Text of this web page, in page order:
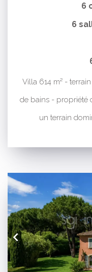
6
6
Villa 614 m² -
de bains - propriété
un terrain